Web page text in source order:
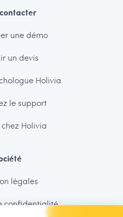
une démo
un devis
Holivia
le support
Holivia
légales
confidentialité